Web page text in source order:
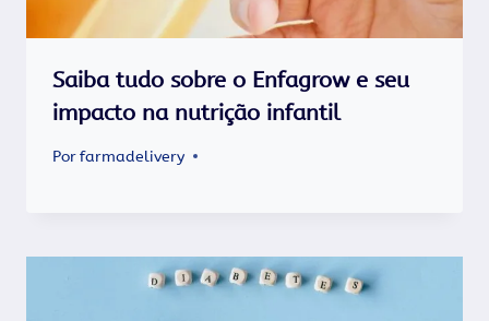
Saiba tudo sobre o Enfagrow e seu
impacto na nutrição infantil
Porfarmadelivery